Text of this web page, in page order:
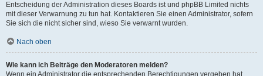
Entscheidung der Administration dieses Boards ist und phpBB Limited nichts
mit dieser Verwarnung zu tun hat. Kontaktieren Sie einen Administrator, sofern
Sie sich die nicht sicher sind, wieso Sie verwarnt wurden.
Nach oben
Wie kann ich Beiträge den Moderatoren melden?
Wenn ein Administrator die entsprechenden Berechtigungen vergeben hat,